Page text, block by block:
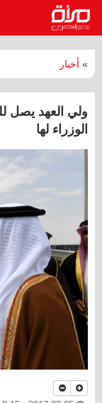
» أخبار
ولي العهد يصل
الوزراء لها